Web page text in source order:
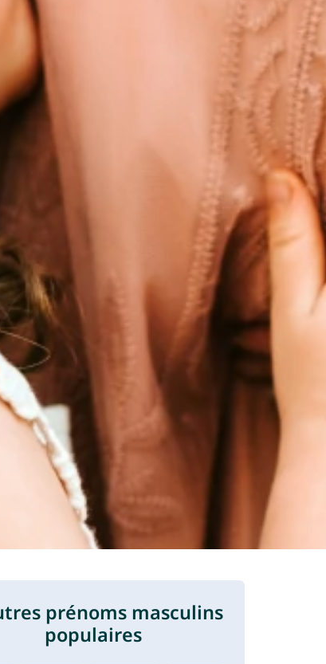
prénoms masculins
populaires